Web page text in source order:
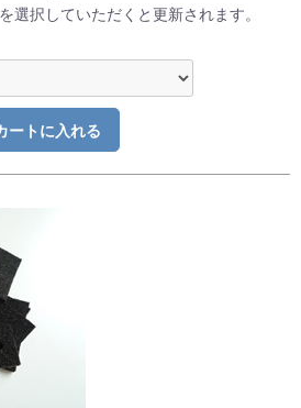
選択していただくと更新されます。
ートに入れる